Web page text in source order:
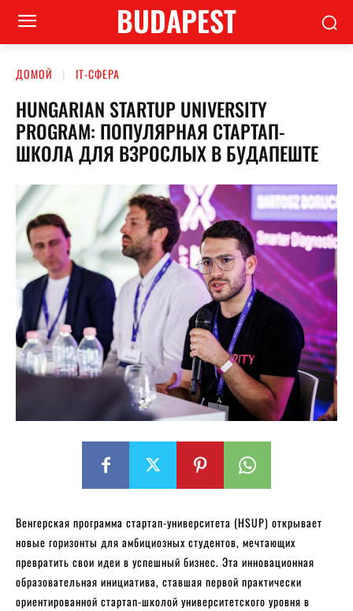
BUDAPEST
ДОМОЙ ІТ-СФЕРА
HUNGARIAN STARTUP UNIVERSITY
PROGRAM: ПОПУЛЯРНАЯ СТАРТАП-
ШКОЛА ДЛЯ ВЗРОСЛЫХ В БУДАПЕШТЕ
Венгерская программа стартап-университета (HSUP) открывает
новые горизонты для амбициозных студентов, мечтающих
превратить свои идеи в успешный бизнес. Эта инновационная
образовательная инициатива, ставшая первой практически
ориентированной стартап-школой университетского уровня в